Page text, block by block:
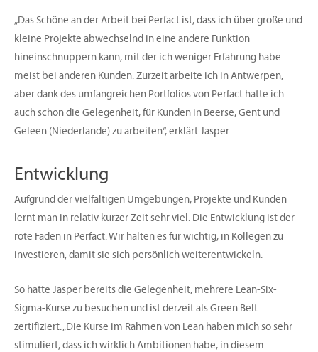
„Das Schöne an der Arbeit bei Perfact ist, dass ich über große und
kleine Projekte abwechselnd in eine andere Funktion
hineinschnuppern kann, mit der ich weniger Erfahrung habe –
meist bei anderen Kunden. Zurzeit arbeite ich in Antwerpen,
aber dank des umfangreichen Portfolios von Perfact hatte ich
auch schon die Gelegenheit, für Kunden in Beerse, Gent und
Geleen (Niederlande) zu arbeiten“, erklärt Jasper.
Entwicklung
Aufgrund der vielfältigen Umgebungen, Projekte und Kunden
lernt man in relativ kurzer Zeit sehr viel. Die Entwicklung ist der
rote Faden in Perfact. Wir halten es für wichtig, in Kollegen zu
investieren, damit sie sich persönlich weiterentwickeln.
So hatte Jasper bereits die Gelegenheit, mehrere Lean-Six-
Sigma-Kurse zu besuchen und ist derzeit als Green Belt
zertifiziert. „Die Kurse im Rahmen von Lean haben mich so sehr
stimuliert, dass ich wirklich Ambitionen habe, in diesem